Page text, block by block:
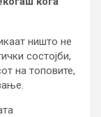
ништо не
состојби,
на топовите,